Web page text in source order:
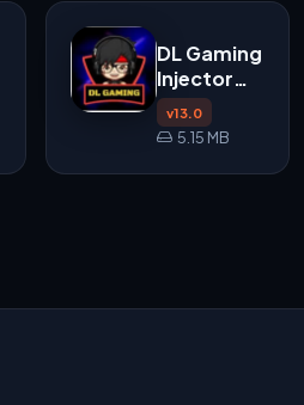
DL Gaming
Injector
APK
v13.0
5.15 MB